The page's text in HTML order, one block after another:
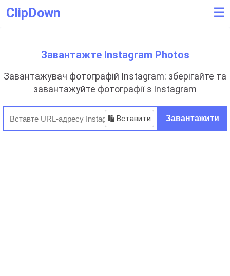
ClipDown ☰
Завантажте Instagram Photos
Завантажувач фотографій Instagram: зберігайте та
завантажуйте фотографії з Instagram
Вставити Завантажити